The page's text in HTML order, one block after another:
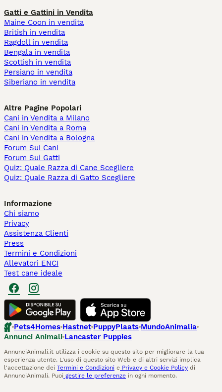
Gatti e Gattini in Vendita
Maine Coon in vendita
British in vendita
Ragdoll in vendita
Bengala in vendita
Scottish in vendita
Persiano in vendita
Siberiano in vendita
Altre Pagine Popolari
Cani in Vendita a Milano
Cani in Vendita a Roma
Cani in Vendita a Bologna
Forum Sui Cani
Forum Sui Gatti
Quiz: Quale Razza di Cane Scegliere
Quiz: Quale Razza di Gatto Scegliere
Informazione
Chi siamo
Privacy
Assistenza Clienti
Press
Termini e Condizioni
Allevatori ENCI
Test cane ideale
Pets4Homes Hastnet PuppyPlaats MundoAnimalia
Annunci Animali Lancaster Puppies
AnnunciAnimali.it utilizza i cookie su questo sito per migliorare la tua
esperienza utente. L'uso di questo sito Web e di altri servizi implica
l'accettazione dei Termini e Condizioni e Privacy e Cookie Policy di
AnnunciAnimali. Puoi gestire le preferenze in ogni momento.